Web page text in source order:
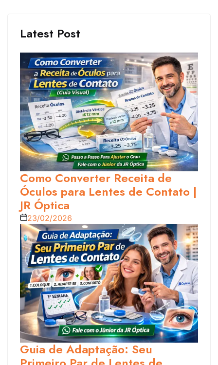
Latest Post
Como Converter Receita de
Óculos para Lentes de Contato |
JR Óptica
23/02/2026
Guia de Adaptação: Seu